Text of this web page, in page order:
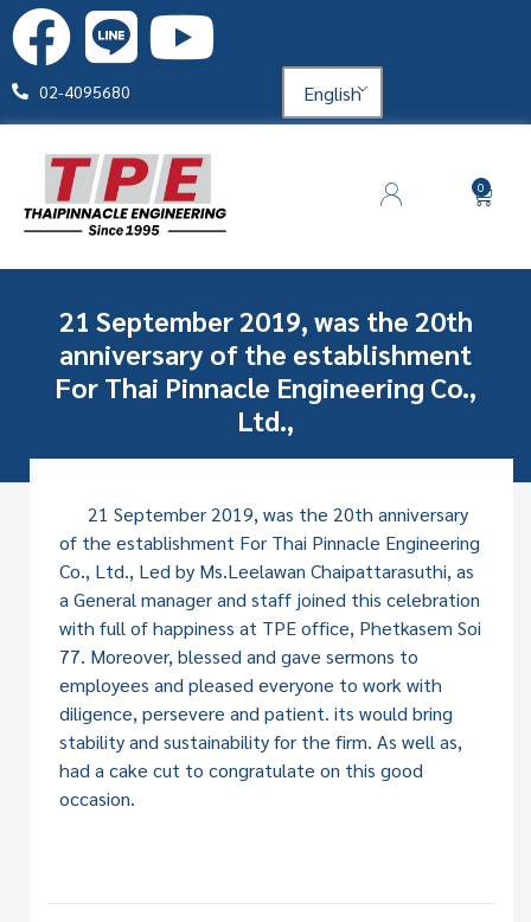
02-4095680 English
0
21 September 2019, was the 20th
anniversary of the establishment
For Thai Pinnacle Engineering Co.,
Ltd.,
21 September 2019, was the 20th anniversary
of the establishment For Thai Pinnacle Engineering
Co., Ltd., Led by Ms.Leelawan Chaipattarasuthi, as
a General manager and staff joined this celebration
with full of happiness at TPE office, Phetkasem Soi
77. Moreover, blessed and gave sermons to
employees and pleased everyone to work with
diligence, persevere and patient. its would bring
stability and sustainability for the firm. As well as,
had a cake cut to congratulate on this good
occasion.